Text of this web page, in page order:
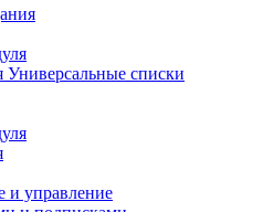
Универсальные списки
и управление